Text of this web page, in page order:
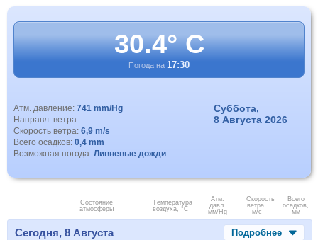
30.4° C
Погода на 17:30
Атм. давление: 741 mm/Hg
Направл. ветра:
Скорость ветра: 6,9 m/s
Всего осадков: 0,4 mm
Возможная погода: Ливневые дожди
Суббота,
8 Августа 2026
Состояние
атмосферы
Температура
воздуха, °C
Атм.
давл.
мм/Hg
Скорость
ветра.
м/с
Всего
осадков,
мм
Сегодня, 8 Августа Подробнее